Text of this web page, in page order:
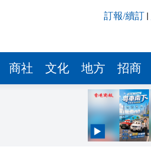
訂報/續訂
商社 文化 地方 招商
00:13